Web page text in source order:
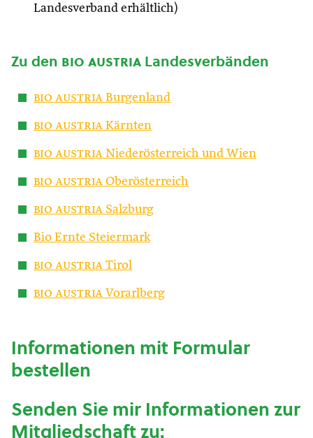
Landesverband erhältlich)
Zu den bio austria Landesverbänden
bio austria Burgenland
bio austria Kärnten
bio austria Niederösterreich und Wien
bio austria Oberösterreich
bio austria Salzburg
Bio Ernte Steiermark
bio austria Tirol
bio austria Vorarlberg
Informationen mit Formular
bestellen
Senden Sie mir Informationen zur
Mitgliedschaft zu: